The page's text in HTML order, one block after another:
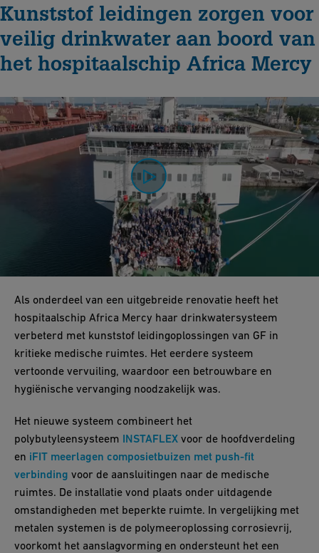
Kunststof leidingen zorgen voor
veilig drinkwater aan boord van
het hospitaalschip Africa Mercy
0:00 / 3:19
Als onderdeel van een uitgebreide renovatie heeft het
hospitaalschip Africa Mercy haar drinkwatersysteem
verbeterd met kunststof leidingoplossingen van GF in
kritieke medische ruimtes. Het eerdere systeem
vertoonde vervuiling, waardoor een betrouwbare en
hygiënische vervanging noodzakelijk was.
Het nieuwe systeem combineert het
polybutyleensysteem INSTAFLEX voor de hoofdverdeling
en iFIT meerlagen composietbuizen met push-fit
verbinding voor de aansluitingen naar de medische
ruimtes. De installatie vond plaats onder uitdagende
omstandigheden met beperkte ruimte. In vergelijking met
metalen systemen is de polymeeroplossing corrosievrij,
voorkomt het aanslagvorming en ondersteunt het een